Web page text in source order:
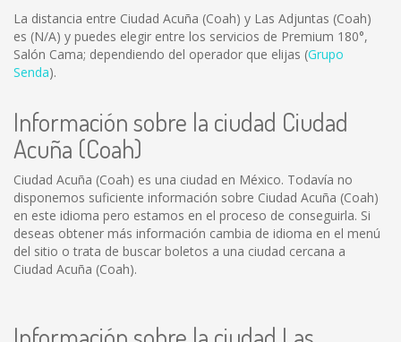
La distancia entre Ciudad Acuña (Coah) y Las Adjuntas (Coah)
es (N/A) y puedes elegir entre los servicios de Premium 180°,
Salón Cama; dependiendo del operador que elijas (Grupo
Senda).
Información sobre la ciudad Ciudad
Acuña (Coah)
Ciudad Acuña (Coah) es una ciudad en México. Todavía no
disponemos suficiente información sobre Ciudad Acuña (Coah)
en este idioma pero estamos en el proceso de conseguirla. Si
deseas obtener más información cambia de idioma en el menú
del sitio o trata de buscar boletos a una ciudad cercana a
Ciudad Acuña (Coah).